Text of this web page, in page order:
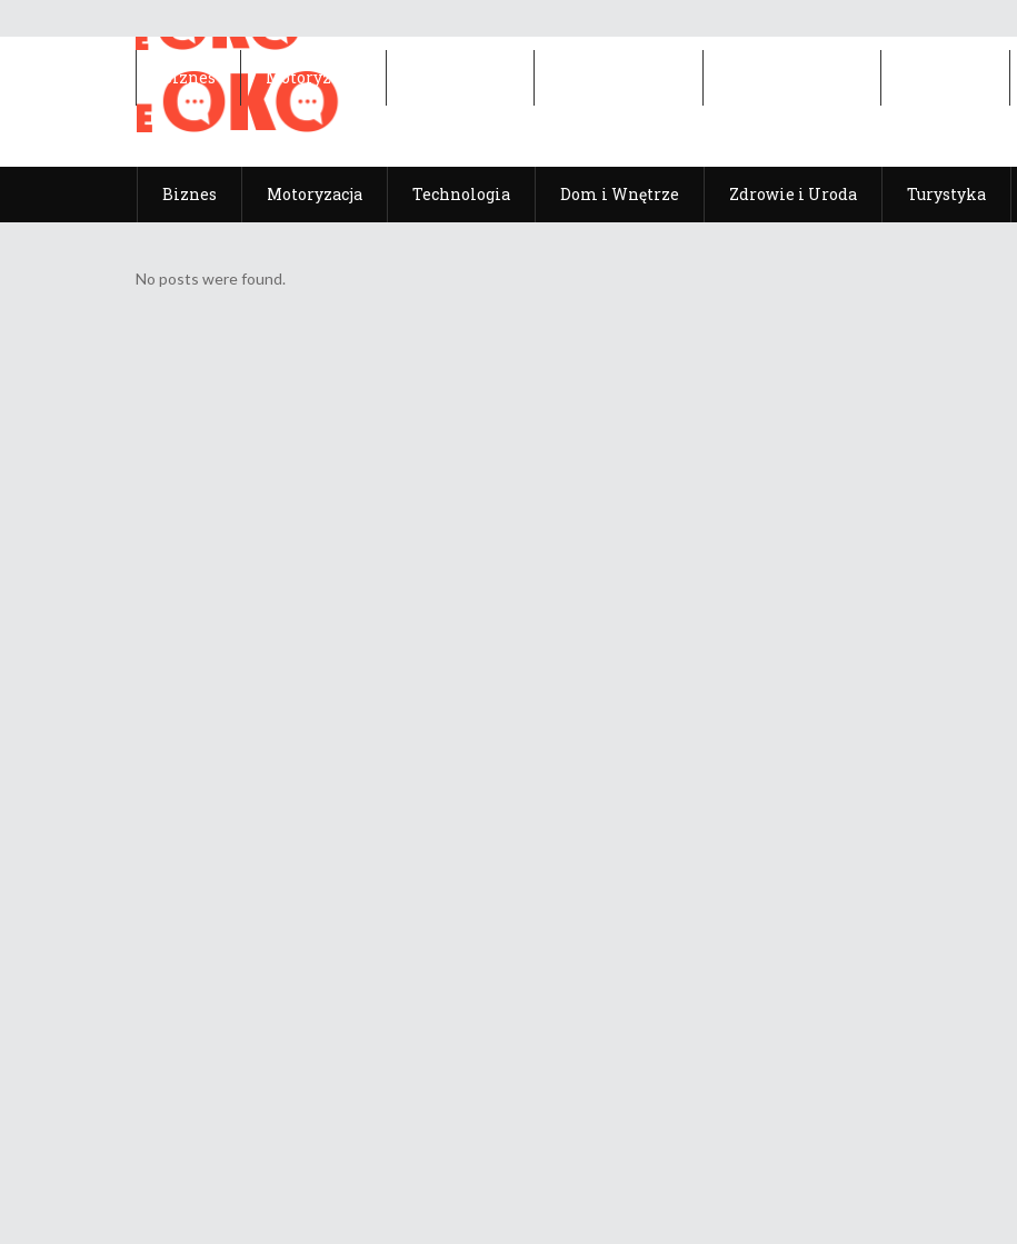
Biznes Motoryzacja Technologia Dom i Wnętrze Zdrowie i Uroda Turystyka
Biznes Motoryzacja
No posts were found.